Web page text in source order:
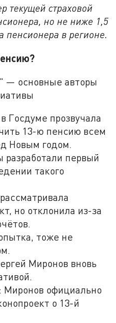
текущей страховой
но не ниже 1,5
пенсионера в регионе.
— основные авторы
Госдуме прозвучала
13-ю пенсию всем
Новым годом.
разработали первый
такого
но отклонила из-за
тоже не
Миронов вновь
Миронов официально
о 13-й